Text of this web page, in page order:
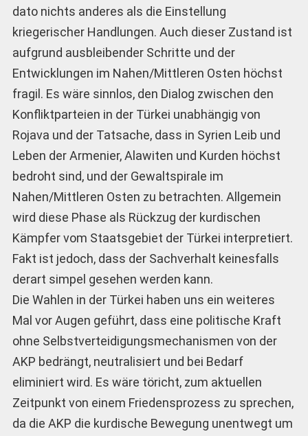
dato nichts anderes als die Einstellung
kriegerischer Handlungen. Auch dieser Zustand ist
aufgrund ausbleibender Schritte und der
Entwicklungen im Nahen/Mittleren Osten höchst
fragil. Es wäre sinnlos, den Dialog zwischen den
Konfliktparteien in der Türkei unabhängig von
Rojava und der Tatsache, dass in Syrien Leib und
Leben der Armenier, Alawiten und Kurden höchst
bedroht sind, und der Gewaltspirale im
Nahen/Mittleren Osten zu betrachten. Allgemein
wird diese Phase als Rückzug der kurdischen
Kämpfer vom Staatsgebiet der Türkei interpretiert.
Fakt ist jedoch, dass der Sachverhalt keinesfalls
derart simpel gesehen werden kann.
Die Wahlen in der Türkei haben uns ein weiteres
Mal vor Augen geführt, dass eine politische Kraft
ohne Selbstverteidigungsmechanismen von der
AKP bedrängt, neutralisiert und bei Bedarf
eliminiert wird. Es wäre töricht, zum aktuellen
Zeitpunkt von einem Friedensprozess zu sprechen,
da die AKP die kurdische Bewegung unentwegt um